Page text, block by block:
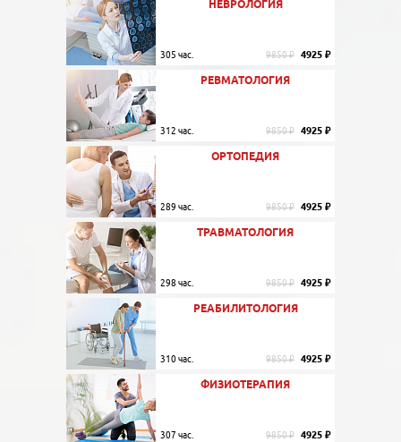
НЕВРОЛОГИЯ
305 час. 9850 ₽ 4925 ₽
РЕВМАТОЛОГИЯ
312 час. 9850 ₽ 4925 ₽
ОРТОПЕДИЯ
289 час. 9850 ₽ 4925 ₽
ТРАВМАТОЛОГИЯ
298 час. 9850 ₽ 4925 ₽
РЕАБИЛИТОЛОГИЯ
310 час. 9850 ₽ 4925 ₽
ФИЗИОТЕРАПИЯ
307 час. 9850 ₽ 4925 ₽